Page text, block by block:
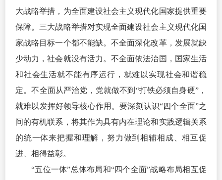
大战略举措，为全面建设社会主义现代化国家提供重要
保障。三大战略举措对实现全面建设社会主义现代化国
家战略目标一个都不能缺。不全面深化改革，发展就缺
少动力，社会就没有活力。不全面依法治国，国家生活
和社会生活就不能有序运行，就难以实现社会和谐稳
定。不全面从严治党，党就做不到“打铁必须自身硬”，
就难以发挥好领导核心作用。要深刻认识“四个全面”之
间的有机联系，将其作为具有内在理论和实践逻辑关系
的统一体来把握和理解，努力做到相辅相成、相互促
进、相得益彰。
“五位一体”总体布局和“四个全面”战略布局相互促